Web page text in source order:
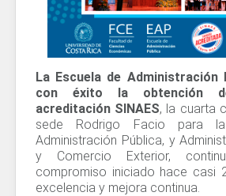
La Escuela de Administración
con éxito la obtención
acreditación SINAES, la cuarta
sede Rodrigo Facio para
Administración Pública, y
y Comercio Exterior,
compromiso iniciado hace casi
excelencia y mejora continua.